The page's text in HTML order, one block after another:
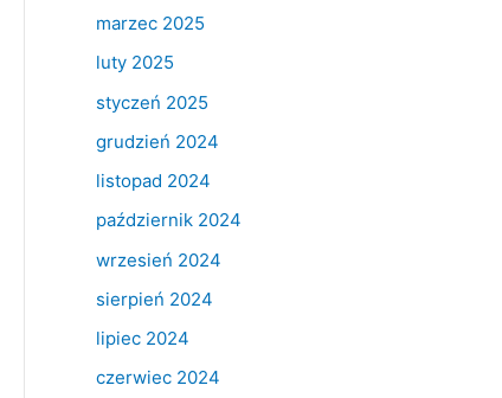
marzec 2025
luty 2025
styczeń 2025
grudzień 2024
listopad 2024
październik 2024
wrzesień 2024
sierpień 2024
lipiec 2024
czerwiec 2024